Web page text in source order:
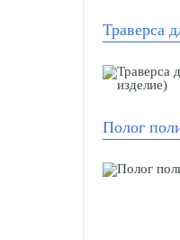
Траверса
Полог